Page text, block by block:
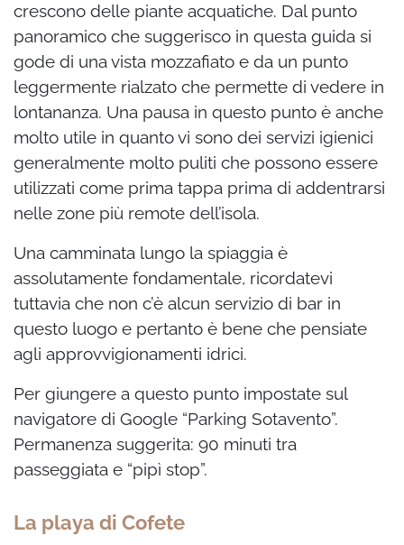
crescono delle piante acquatiche. Dal punto
panoramico che suggerisco in questa guida si
gode di una vista mozzafiato e da un punto
leggermente rialzato che permette di vedere in
lontananza. Una pausa in questo punto è anche
molto utile in quanto vi sono dei servizi igienici
generalmente molto puliti che possono essere
utilizzati come prima tappa prima di addentrarsi
nelle zone più remote dell’isola.
Una camminata lungo la spiaggia è
assolutamente fondamentale, ricordatevi
tuttavia che non c’è alcun servizio di bar in
questo luogo e pertanto è bene che pensiate
agli approvvigionamenti idrici.
Per giungere a questo punto impostate sul
navigatore di Google “Parking Sotavento”.
Permanenza suggerita: 90 minuti tra
passeggiata e “pipì stop”.
La playa di Cofete